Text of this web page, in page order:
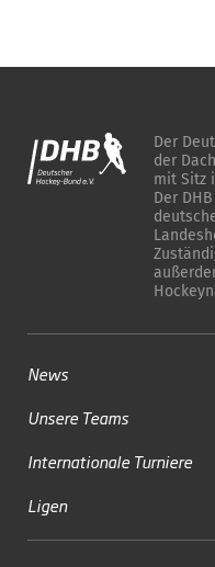
Der
der
mit Sitz
Der
News
Unsere Teams
Internationale Turniere
Ligen